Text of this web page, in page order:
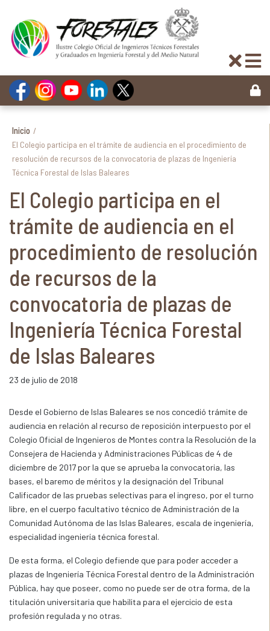
Inicio /
El Colegio participa en el trámite de audiencia en el procedimiento de
resolución de recursos de la convocatoria de plazas de Ingeniería
Técnica Forestal de Islas Baleares
El Colegio participa en el
trámite de audiencia en el
procedimiento de resolución
de recursos de la
convocatoria de plazas de
Ingeniería Técnica Forestal
de Islas Baleares
23 de julio de 2018
Desde el Gobierno de Islas Baleares se nos concedió trámite de
audiencia en relación al recurso de reposición interpuesto por el
Colegio Oficial de Ingenieros de Montes contra la Resolución de la
Consejera de Hacienda y Administraciones Públicas de 4 de
diciembre de 2017 por la que se aprueba la convocatoria, las
bases, el baremo de méritos y la designación del Tribunal
Calificador de las pruebas selectivas para el ingreso, por el turno
libre, en el cuerpo facultativo técnico de Administración de la
Comunidad Autónoma de las Islas Baleares, escala de ingeniería,
especialidad ingeniería técnica forestal.
De esta forma, el Colegio defiende que para poder acceder a
plazas de Ingeniería Técnica Forestal dentro de la Administración
Pública, hay que poseer, como no puede ser de otra forma, de la
titulación universitaria que habilita para el ejercicio de esta
profesión regulada y no otras.